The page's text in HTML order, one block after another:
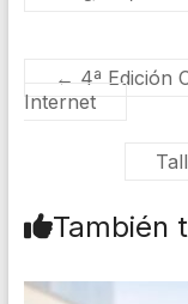
← 4ª Edición
Internet
También